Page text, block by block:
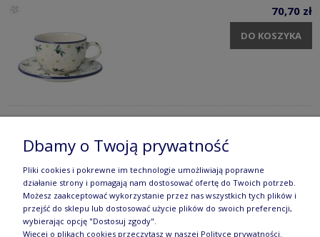
70,70 zł
DO KOSZYKA
Serwis kawowo herbaciany dla 4 osób Ceramika
Artystyczna Bolesławiec dek2414X
676,80 zł
Dbamy o Twoją prywatność
Pliki cookies i pokrewne im technologie umożliwiają poprawne
działanie strony i pomagają nam dostosować ofertę do Twoich potrzeb.
Możesz zaakceptować wykorzystanie przez nas wszystkich tych plików i
przejść do sklepu lub dostosować użycie plików do swoich preferencji,
wybierając opcję "Dostosuj zgody".
Więcej o plikach cookies przeczytasz w naszej Polityce prywatności.